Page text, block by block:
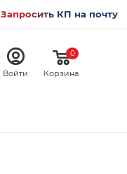
Запросить КП на почту
Войти Корзина
0